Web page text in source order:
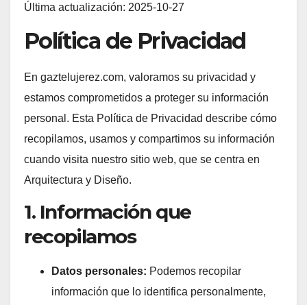
Última actualización: 2025-10-27
Política de Privacidad
En gaztelujerez.com, valoramos su privacidad y
estamos comprometidos a proteger su información
personal. Esta Política de Privacidad describe cómo
recopilamos, usamos y compartimos su información
cuando visita nuestro sitio web, que se centra en
Arquitectura y Diseño.
1. Información que
recopilamos
Datos personales: Podemos recopilar
información que lo identifica personalmente,